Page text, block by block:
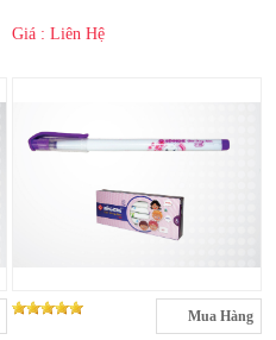
Giá : Liên Hệ
Mua Hàng